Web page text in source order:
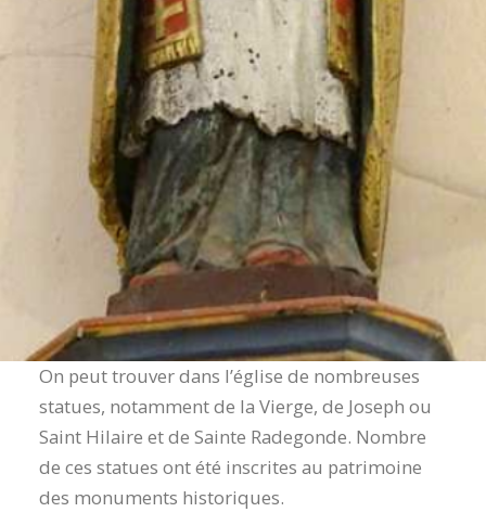
On peut trouver dans l’église de nombreuses
statues, notamment de la Vierge, de Joseph ou
Saint Hilaire et de Sainte Radegonde. Nombre
de ces statues ont été inscrites au patrimoine
des monuments historiques.